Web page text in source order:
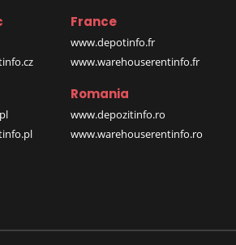
France
www.depotinfo.fr
www.warehouserentinfo.fr
Romania
www.depozitinfo.ro
www.warehouserentinfo.ro